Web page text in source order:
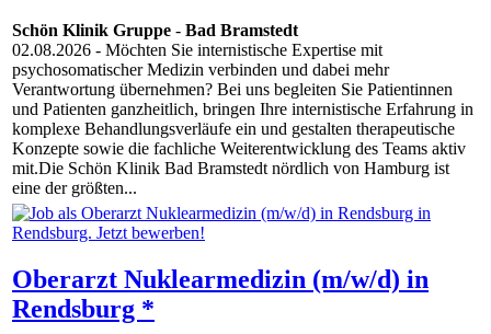
Schön Klinik Gruppe - Bad Bramstedt
02.08.2026 - Möchten Sie internistische Expertise mit
psychosomatischer Medizin verbinden und dabei mehr
Verantwortung übernehmen? Bei uns begleiten Sie Patientinnen
und Patienten ganzheitlich, bringen Ihre internistische Erfahrung in
komplexe Behandlungsverläufe ein und gestalten therapeutische
Konzepte sowie die fachliche Weiterentwicklung des Teams aktiv
mit.Die Schön Klinik Bad Bramstedt nördlich von Hamburg ist
eine der größten...
Oberarzt Nuklearmedizin (m/w/d) in
Rendsburg *